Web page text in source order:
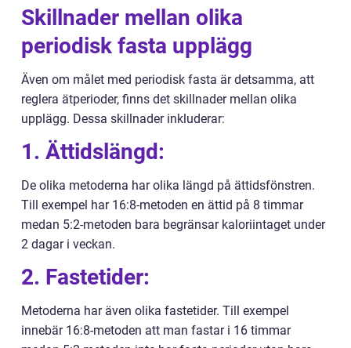
Skillnader mellan olika
periodisk fasta upplägg
Även om målet med periodisk fasta är detsamma, att
reglera ätperioder, finns det skillnader mellan olika
upplägg. Dessa skillnader inkluderar:
1. Ättidslängd:
De olika metoderna har olika längd på ättidsfönstren.
Till exempel har 16:8-metoden en ättid på 8 timmar
medan 5:2-metoden bara begränsar kaloriintaget under
2 dagar i veckan.
2. Fastetider:
Metoderna har även olika fastetider. Till exempel
innebär 16:8-metoden att man fastar i 16 timmar